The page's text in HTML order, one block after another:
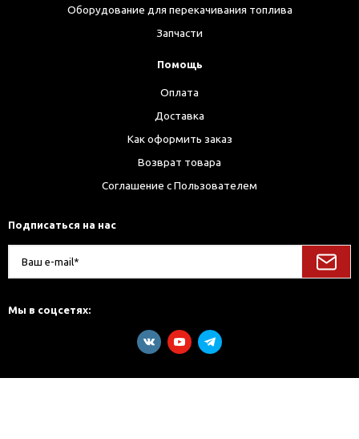
Оборудование для перекачивания топлива
Запчасти
Помощь
Оплата
Доставка
Как оформить заказ
Возврат товара
Соглашение с Пользователем
Подписаться на нас
Мы в соцсетях: